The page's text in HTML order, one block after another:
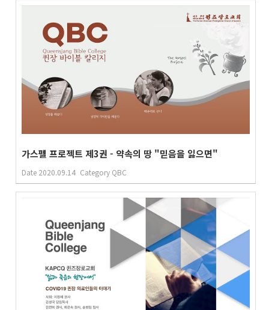
가스펠 프로젝트 제3권 - 약속의 땅 "믿음을 잃으면"
Date 2020.09.14 Category QBC